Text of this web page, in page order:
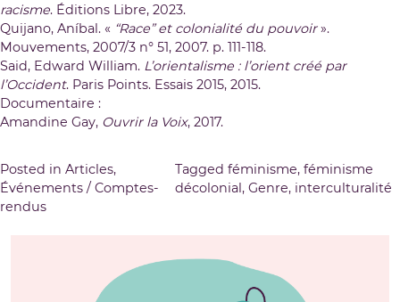
racisme. Éditions Libre, 2023.
Quijano, Aníbal. « “Race” et colonialité du pouvoir».
Mouvements, 2007/3 n° 51, 2007. p. 111-118.
Said, Edward William. L’orientalisme : l’orient créé par
l’Occident. Paris Points. Essais 2015, 2015.
Documentaire :
Amandine Gay, Ouvrir la Voix, 2017.
Posted in Articles,
Événements / Comptes-
rendus
Tagged féminisme, féminisme
décolonial, Genre, interculturalité